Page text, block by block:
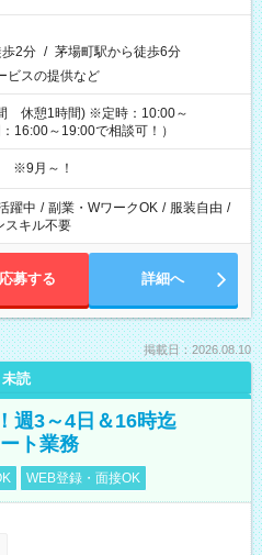
2分 / 茅場町駅から徒歩6分
ビスの提供など
休憩1時間) ※定時：10:00～
16:00～19:00で相談可！）
※9月～！
躍中 / 副業・WワークOK / 服装自由 /
スキル不要
応募する 詳細へ
掲載日：2026.08.10
未読
週3～4日＆16時迄
ト業務
WEB登録・面接OK